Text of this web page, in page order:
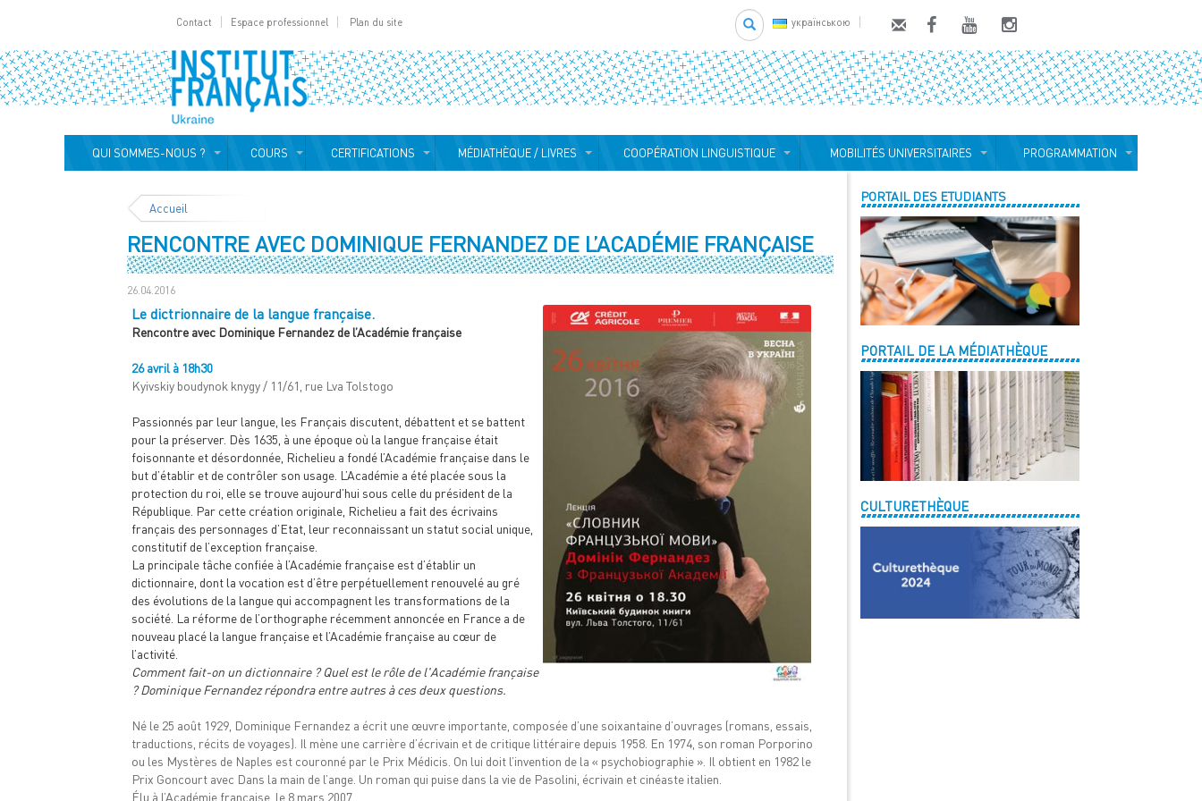
Contact Espace professionnel Plan du site українською
Search
QUI SOMMES-NOUS ? COURS CERTIFICATIONS MÉDIATHÈQUE / LIVRES COOPÉRATION LINGUISTIQUE MOBILITÉS UNIVERSITAIRES PROGRAMMATION
Accueil
RENCONTRE AVEC DOMINIQUE FERNANDEZ DE L’ACADÉMIE FRANÇAISE
26.04.2016
Le dictrionnaire de la langue française.
Rencontre avec Dominique Fernandez de l’Académie française
26 avril à 18h30
Kyivskiy boudynok knygy / 11/61, rue Lva Tolstogo
Passionnés par leur langue, les Français discutent, débattent et se battent
pour la préserver. Dès 1635, à une époque où la langue française était
foisonnante et désordonnée, Richelieu a fondé l’Académie française dans le
but d’établir et de contrôler son usage. L’Académie a été placée sous la
protection du roi, elle se trouve aujourd’hui sous celle du président de la
République. Par cette création originale, Richelieu a fait des écrivains
français des personnages d’Etat, leur reconnaissant un statut social unique,
constitutif de l’exception française.
La principale tâche confiée à l’Académie française est d’établir un
dictionnaire, dont la vocation est d’être perpétuellement renouvelé au gré
des évolutions de la langue qui accompagnent les transformations de la
société. La réforme de l’orthographe récemment annoncée en France a de
nouveau placé la langue française et l’Académie française au cœur de
l’activité.
Comment fait-on un dictionnaire ? Quel est le rôle de l'Académie française
? Dominique Fernandez répondra entre autres à ces deux questions.
Né le 25 août 1929, Dominique Fernandez a écrit une œuvre importante, composée d’une soixantaine d’ouvrages (romans, essais,
traductions, récits de voyages). Il mène une carrière d’écrivain et de critique littéraire depuis 1958. En 1974, son roman Porporino
ou les Mystères de Naples est couronné par le Prix Médicis. On lui doit l’invention de la « psychobiographie ». Il obtient en 1982 le
Prix Goncourt avec Dans la main de l’ange. Un roman qui puise dans la vie de Pasolini, écrivain et cinéaste italien.
Élu à l’Académie française, le 8 mars 2007.
PORTAIL DES ETUDIANTS
PORTAIL DE LA MÉDIATHÈQUE
CULTURETHÈQUE